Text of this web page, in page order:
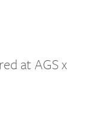
at AGS x